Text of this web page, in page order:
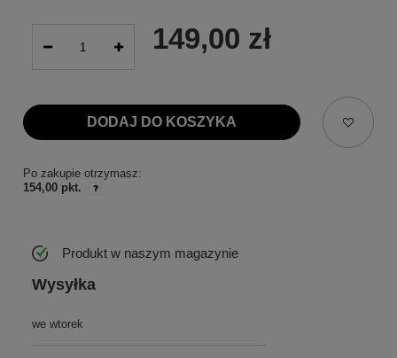
149,00 zł
DODAJ DO KOSZYKA
Po zakupie otrzymasz:
154,00 pkt.
Produkt w naszym magazynie
Wysyłka
we wtorek